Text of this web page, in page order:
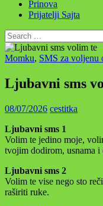
Prinova
Prijatelji Sajta
Search
for:
Momku, SMS za voljenu
Ljubavni sms
08/07/2026 cestitka
Ljubavni sms 1
Volim te jedino moje,
tvojim dodirom, usnama i
Ljubavni sms 2
Volim te vise nego sto
raširiti ruke.